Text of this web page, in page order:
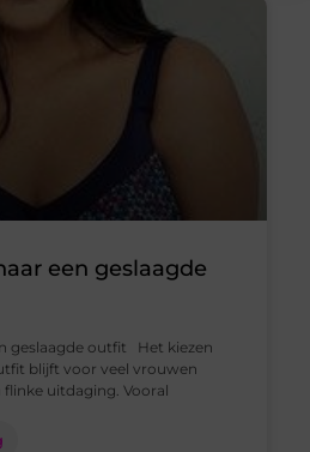
een geslaagde
geslaagde outfit Het kiezen
blijft voor veel vrouwen
flinke uitdaging. Vooral